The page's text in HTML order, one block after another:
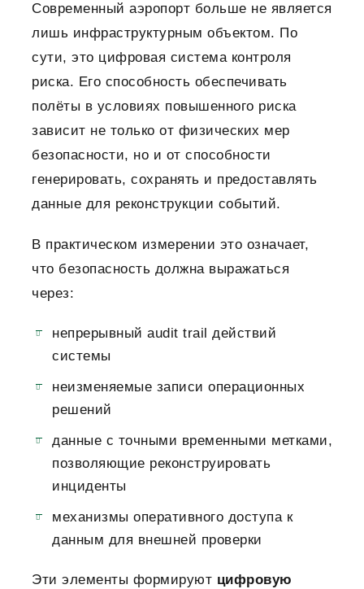
Современный аэропорт больше не является
лишь инфраструктурным объектом. По
сути, это цифровая система контроля
риска. Его способность обеспечивать
полёты в условиях повышенного риска
зависит не только от физических мер
безопасности, но и от способности
генерировать, сохранять и предоставлять
данные для реконструкции событий.
В практическом измерении это означает,
что безопасность должна выражаться
через:
непрерывный audit trail действий
системы
неизменяемые записи операционных
решений
данные с точными временными метками,
позволяющие реконструировать
инциденты
механизмы оперативного доступа к
данным для внешней проверки
Эти элементы формируют цифровую